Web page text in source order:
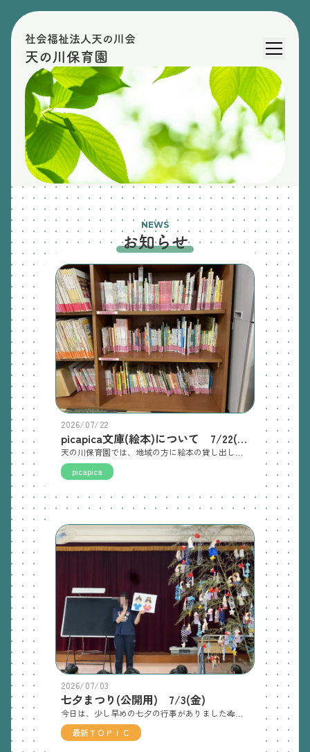
社会福祉法人天の川会
天の川保育園
NEWS
お知らせ
2026/07/22
picapica文庫(絵本)について 7/22(水)
picapica
2026/07/03
七夕まつり(公開用) 7/3(金)
最新ＴＯＰＩＣ